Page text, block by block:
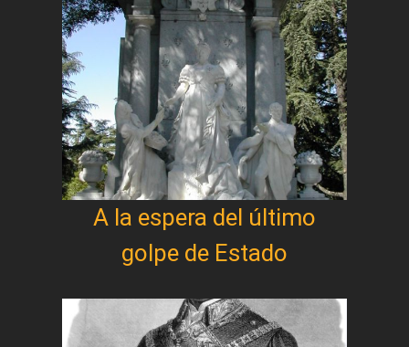
A la espera del último
golpe de Estado